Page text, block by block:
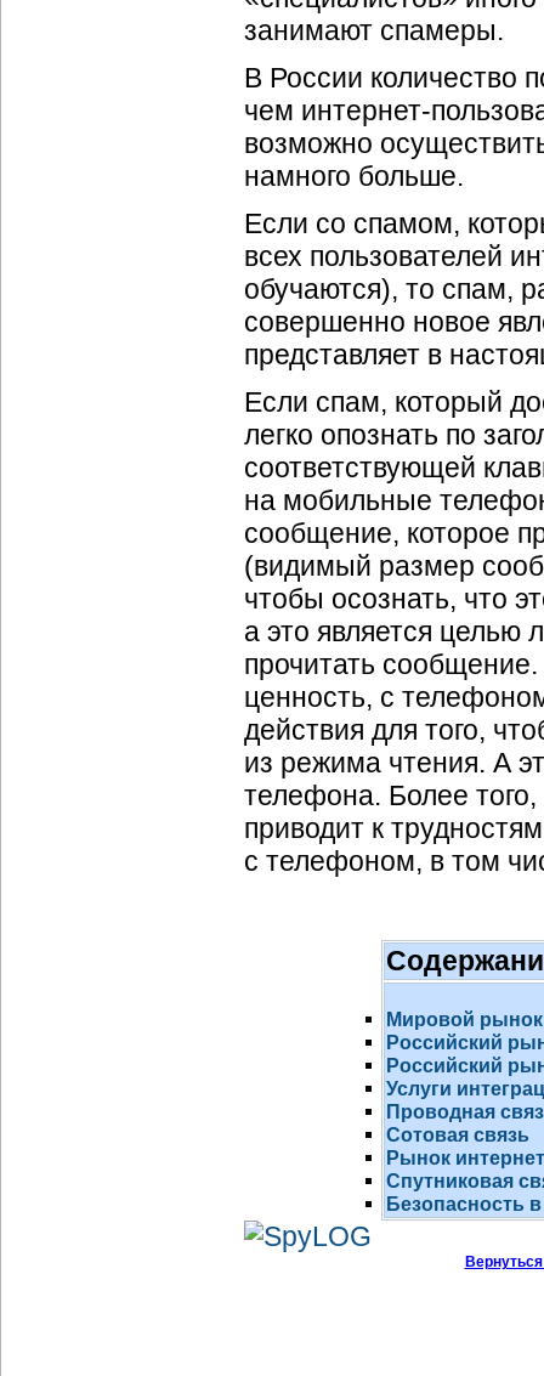
занимают спамеры.
В России количество
чем интернет-
возможно
намного больше.
Если со спамом,
всех пользователей
обучаются), то
совершенно новое
представляет в
Если спам, который
легко опознать по
соответствующей
на мобильные
сообщение, которое
(видимый размер
чтобы осознать, что
а это является целью
прочитать сообщение.
ценность, с
действия для того,
из режима чтения. А
телефона. Более
приводит к
с телефоном, в том
Мировой рынок
Российский
Российский
Услуги
Проводная
Сотовая связь
Рынок
Спутниковая
Безопасность